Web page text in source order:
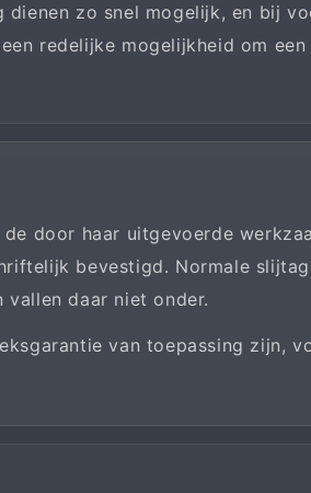
zo snel mogelijk, en bij
redelijke mogelijkheid om
door haar uitgevoerde
bevestigd. Normale
vallen daar niet onder.
van toepassing zijn,